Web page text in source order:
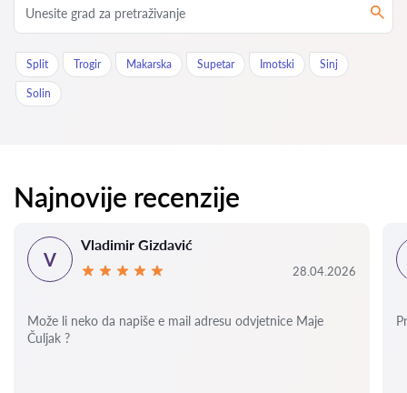
Split Trogir Makarska Supetar Imotski Sinj
Solin
Najnovije recenzije
V
Vladimir Gizdavić
28.04.2026
Može li neko da napiše e mail adresu odvjetnice Maje
Čuljak ?